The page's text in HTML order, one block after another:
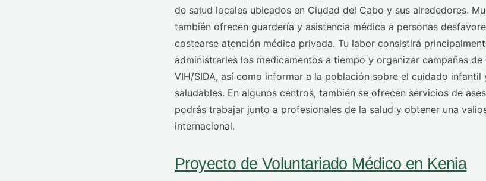
de salud locales ubicados en Ciudad del Cabo y sus alrededores.
también ofrecen guardería y asistencia médica a personas
costearse atención médica privada. Tu labor consistirá
administrarles los medicamentos a tiempo y organizar campañas
VIH/SIDA, así como informar a la población sobre el cuidado
saludables. En algunos centros, también se ofrecen servicios de
podrás trabajar junto a profesionales de la salud y obtener una
internacional.
Proyecto de Voluntariado Médico en Kenia